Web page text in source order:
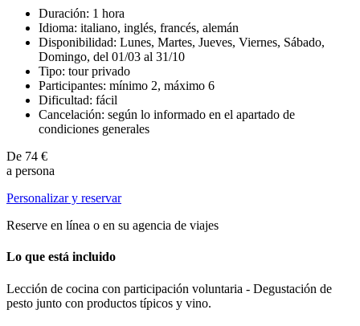
Duración: 1 hora
Idioma: italiano, inglés, francés, alemán
Disponibilidad: Lunes, Martes, Jueves, Viernes, Sábado,
Domingo, del 01/03 al 31/10
Tipo: tour privado
Participantes: mínimo 2, máximo 6
Dificultad: fácil
Cancelación: según lo informado en el apartado de
condiciones generales
De 74 €
a persona
Personalizar y reservar
Reserve en línea o en su agencia de viajes
Lo que está incluido
Lección de cocina con participación voluntaria - Degustación de
pesto junto con productos típicos y vino.